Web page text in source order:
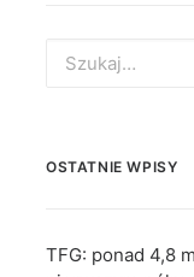
for:
OSTATNIE WPISY
TFG: ponad 4,8